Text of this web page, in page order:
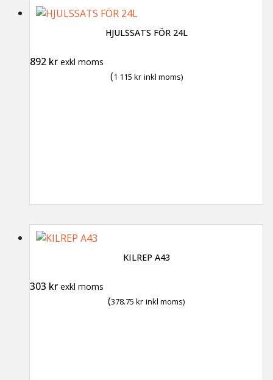
HJULSSATS FÖR 24L
892 kr exkl moms
(1 115 kr inkl moms)
KILREP A43
303 kr exkl moms
(378.75 kr inkl moms)